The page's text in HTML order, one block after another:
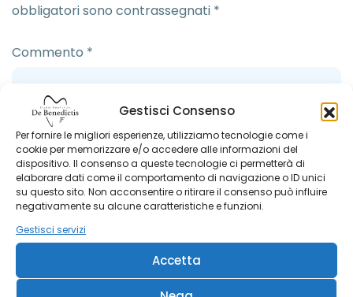
Gestisci Consenso
Per fornire le migliori esperienze, utilizziamo tecnologie come i
cookie per memorizzare e/o accedere alle informazioni del
dispositivo. Il consenso a queste tecnologie ci permetterà di
elaborare dati come il comportamento di navigazione o ID unici
su questo sito. Non acconsentire o ritirare il consenso può influire
negativamente su alcune caratteristiche e funzioni.
Gestisci servizi
Accetta
obbligatori sono contrassegnati *
Commento *